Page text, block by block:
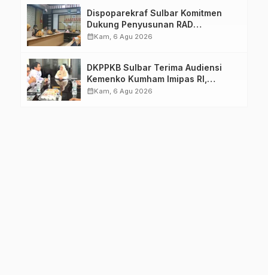
Dispoparekraf Sulbar Komitmen
Dukung Penyusunan RAD
TPB/SDGs Sulawesi Barat
calendar_monthKam, 6 Agu 2026
DKPPKB Sulbar Terima Audiensi
Kemenko Kumham Imipas RI,
Perkuat Pelayanan Kesehatan bagi
calendar_monthKam, 6 Agu 2026